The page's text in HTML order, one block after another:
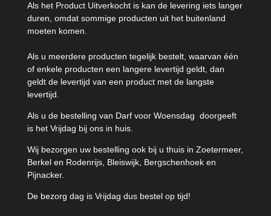
Als het Product Uitverkocht is kan de levering iets langer
duren, omdatsommige producten uit het buitenland
moeten komen.
Als u meerdere producten tegelijk bestelt, waarvan één
of enkele producten een langere levertijd geldt, dan
geldt de levertijd van een product met de langste
levertijd.
Als u de bestelling van Darf voor Woensdag doorgeeft
is het Vrijdag bij ons in huis.
Wij bezorgen uw bestelling ook bij u thuis in Zoetermeer,
Berkel en Rodenrijs, Bleiswijk, Bergschenhoek en
Pijnacker.
De bezorg dag is Vrijdag dus bestel op tijd!